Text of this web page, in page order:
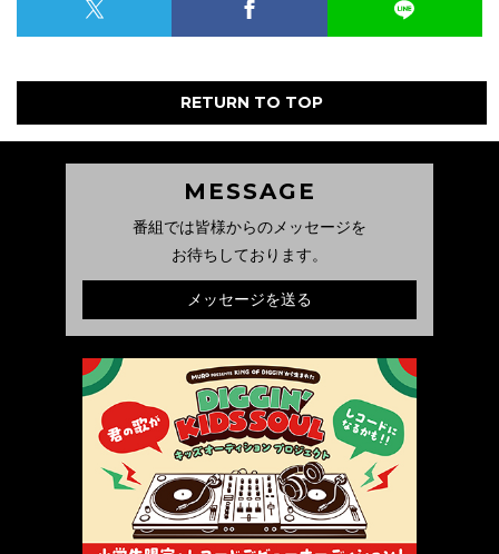
RETURN TO TOP
MESSAGE
番組では皆様からのメッセージを
お待ちしております。
メッセージを送る